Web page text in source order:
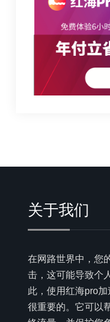
关于我们
在网路世界中，您
击，这可能导致个
此，使用红海pro
很重要的。它可以